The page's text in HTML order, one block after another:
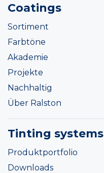
Coatings
Sortiment
Farbtöne
Akademie
Projekte
Nachhaltig
Über Ralston
Tinting systems
Produktportfolio
Downloads